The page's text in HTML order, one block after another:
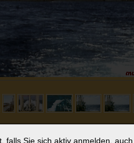
falls Sie sich aktiv anmelden, auch